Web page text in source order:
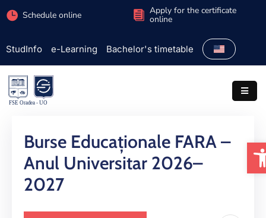
Schedule online Apply for the certificate
online
StudInfo e-Learning Bachelor's timetable
Faculty
Admission
Study
Students
Burse Educaționale FARA –
Anul Universitar 2026–
2027